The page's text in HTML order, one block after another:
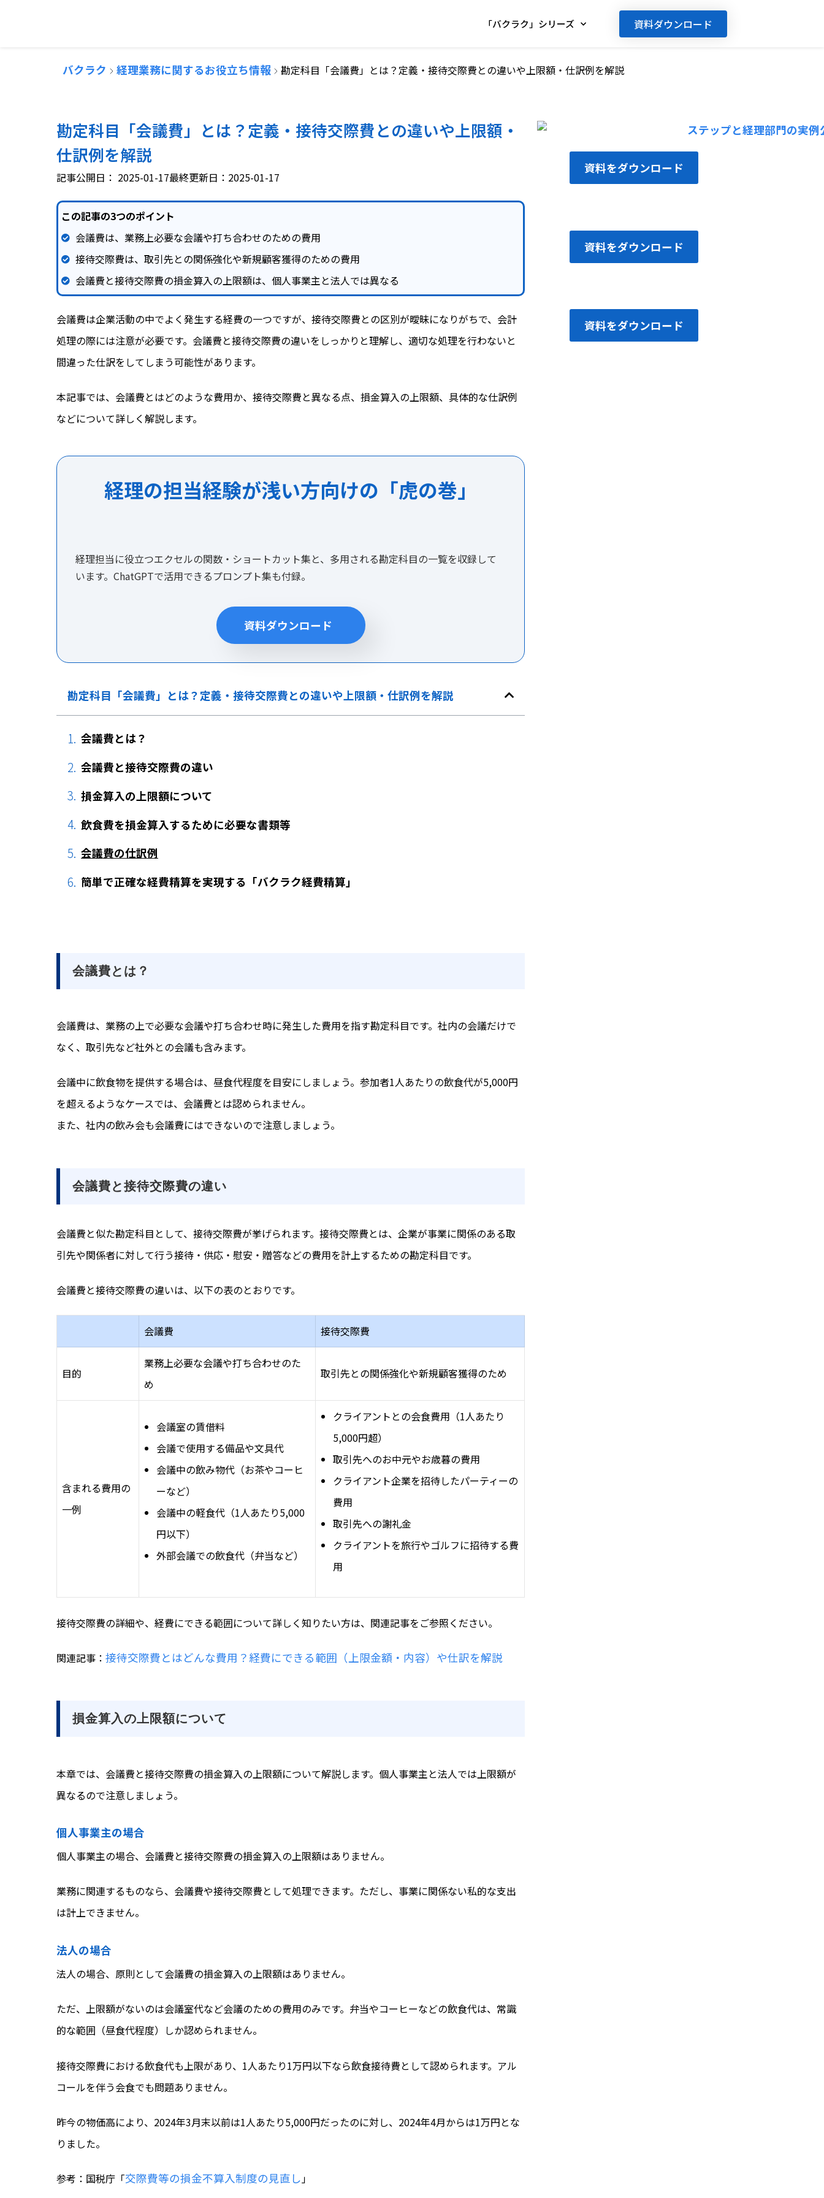
「バクラク」シリーズ 資料ダウンロード
バクラク 経理業務に関するお役立ち情報 勘定科目「会議費」とは？定義・接待交際費との違いや上限額・仕訳例を解説
勘定科目「会議費」とは？定義・接待交際費との違いや上限額・
仕訳例を解説
記事公開日： 2025-01-17最終更新日：2025-01-17
この記事の3つのポイント
会議費は、業務上必要な会議や打ち合わせのための費用
接待交際費は、取引先との関係強化や新規顧客獲得のための費用
会議費と接待交際費の損金算入の上限額は、個人事業主と法人では異なる
会議費は企業活動の中でよく発生する経費の一つですが、接待交際費との区別が曖昧になりがちで、会計
処理の際には注意が必要です。会議費と接待交際費の違いをしっかりと理解し、適切な処理を行わないと
間違った仕訳をしてしまう可能性があります。
本記事では、会議費とはどのような費用か、接待交際費と異なる点、損金算入の上限額、具体的な仕訳例
などについて詳しく解説します。
経理の担当経験が浅い方向けの「虎の巻」
経理担当に役立つエクセルの関数・ショートカット集と、多用される勘定科目の一覧を収録して
います。ChatGPTで活用できるプロンプト集も付録。
資料ダウンロード
勘定科目「会議費」とは？定義・接待交際費との違いや上限額・仕訳例を解説
会議費とは？
会議費と接待交際費の違い
損金算入の上限額について
飲食費を損金算入するために必要な書類等
会議費の仕訳例
簡単で正確な経費精算を実現する「バクラク経費精算」
会議費とは？
会議費は、業務の上で必要な会議や打ち合わせ時に発生した費用を指す勘定科目です。社内の会議だけで
なく、取引先など社外との会議も含みます。
会議中に飲食物を提供する場合は、昼食代程度を目安にしましょう。参加者1人あたりの飲食代が5,000円
を超えるようなケースでは、会議費とは認められません。
また、社内の飲み会も会議費にはできないので注意しましょう。
会議費と接待交際費の違い
会議費と似た勘定科目と して、接待交際費が挙げられます。接待交際費とは、企業が事業に関係のある取
引先や関係者に対して行う接待・供応・慰安・贈答などの費用を計上するための勘定科目です。
会議費と接待交際費の違いは、以下の表のとおりです。
会議費 接待交際費
目的
業務上必要な会議や打ち合わせのた
め
取引先との関係強化や新規顧客獲得のため
含まれる費用の
一例
会議室の賃借料
会議で使用する備品や文具代
会議中の飲み物代（お茶やコーヒ
ーなど）
会議中の軽食代（1人あたり5,000
円以下）
外部会議での飲食代（弁当など）
クライアントとの会食費用（1人あたり
5,000円超）
取引先へのお中元やお歳暮の費用
クライアント企業を招待したパーティーの
費用
取引先への謝礼金
クライアントを旅行やゴルフに招待する費
用
接待交際費の詳細や、経費にできる範囲について詳しく知りたい方は、関連記事をご参照ください。
関連記事： 接待交際費とはどんな費用？経費にできる範囲（上限金額・内容）や仕訳を解説
損金算入の上限額について
本章では、会議費と接待交際費の損金算入の上限額について解説します。個人事業主と法人では上限額が
異なるので注意しましょう。
個人事業主の場合
個人事業主の場合、会議費と接待交際費の損金算入の上限額はありません。
業務に関連するものなら、会議費や接待交際費として処理できます。ただし、事業に関係ない私的な支出
は計上できません。
法人の場合
法人の場合、原則として会議費の損金算入の上限額はありません。
ただ、上限額がないのは会議室代など会議のための費用のみです。弁当やコーヒーなどの飲食代は、常識
的な範囲（昼食代程度）しか認められません。
接待交際費における飲食代も上限があり、1人あたり1万円以下なら飲食接待費として認められます。アル
コールを伴う会食でも問題ありません。
昨今の物価高により、2024年3月末以前は1人あたり5,000円だったのに対し、2024年4月からは1万円とな
りました。
参考：国税庁「交際費等の損金不算入制度の見直し」
資料をダウンロード
資料をダウンロード
資料をダウンロード